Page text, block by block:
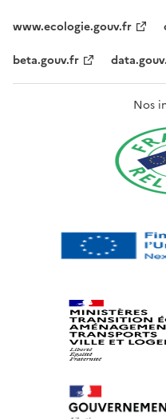
www.ecologie.gouv.fr
beta.gouv.fr
Nos